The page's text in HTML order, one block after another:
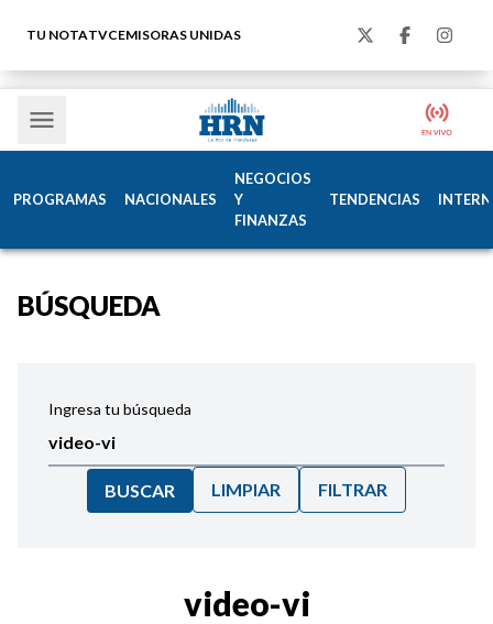
TU NOTATVCEMISORAS UNIDAS
PROGRAMAS NACIONALES
NEGOCIOS
Y
FINANZAS
TENDENCIAS
BÚSQUEDA
Ingresa tu búsqueda
BUSCAR LIMPIAR FILTRAR
video-vi